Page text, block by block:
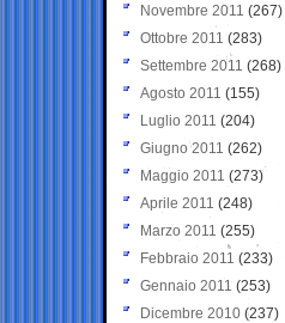
Novembre 2011 (267)
Ottobre 2011 (283)
Settembre 2011 (268)
Agosto 2011 (155)
Luglio 2011 (204)
Giugno 2011 (262)
Maggio 2011 (273)
Aprile 2011 (248)
Marzo 2011 (255)
Febbraio 2011 (233)
Gennaio 2011 (253)
Dicembre 2010 (237)